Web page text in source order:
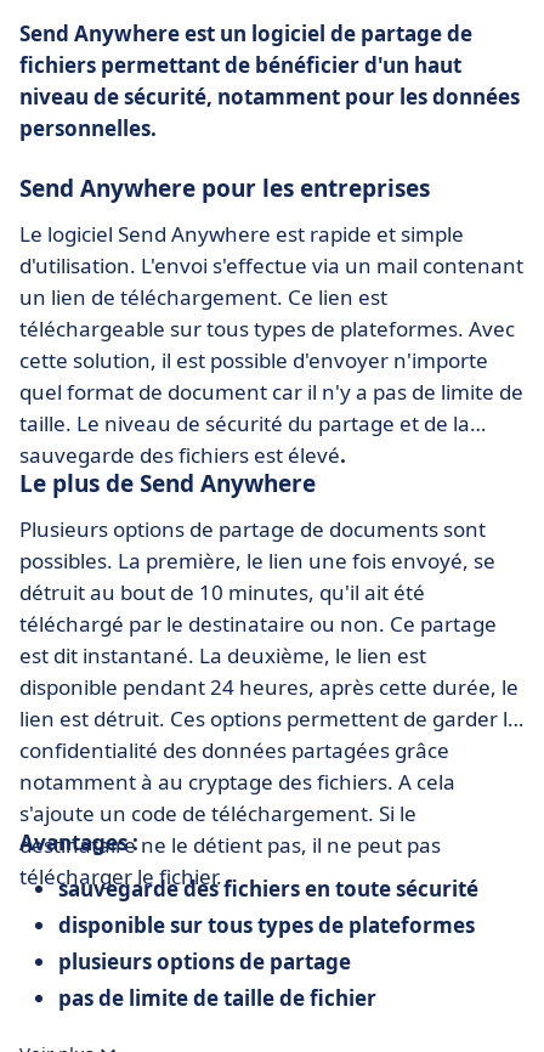
Send Anywhere est un logiciel de partage de
fichiers permettant de bénéficier d'un haut
niveau de sécurité, notamment pour les données
personnelles.
Send Anywhere pour les entreprises
Le logiciel Send Anywhere est rapide et simple
d'utilisation. L'envoi s'effectue via un mail contenant
un lien de téléchargement. Ce lien est
téléchargeable sur tous types de plateformes. Avec
cette solution, il est possible d'envoyer n'importe
quel format de document car il n'y a pas de limite de
taille. Le niveau de sécurité du partage et de la
sauvegarde des fichiers est élevé.
Le plus de Send Anywhere
Plusieurs options de partage de documents sont
possibles. La première, le lien une fois envoyé, se
détruit au bout de 10 minutes, qu'il ait été
téléchargé par le destinataire ou non. Ce partage
est dit instantané. La deuxième, le lien est
disponible pendant 24 heures, après cette durée, le
lien est détruit. Ces options permettent de garder la
confidentialité des données partagées grâce
notamment à au cryptage des fichiers. A cela
s'ajoute un code de téléchargement. Si le
destinataire ne le détient pas, il ne peut pas
télécharger le fichier.
Avantages :
sauvegarde des fichiers en toute sécurité
disponible sur tous types de plateformes
plusieurs options de partage
pas de limite de taille de fichier